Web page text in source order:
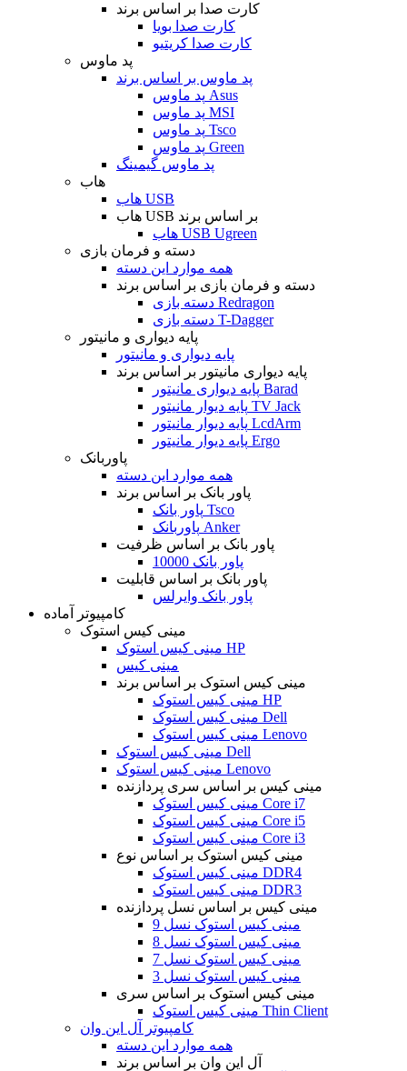
کارت صدا بر اساس برند
کارت صدا بویا
کارت صدا کریتیو
پد ماوس
پد ماوس بر اساس برند
پد ماوس Asus
پد ماوس MSI
پد ماوس Tsco
پد ماوس Green
پد ماوس گیمینگ
هاب
هاب USB
هاب USB بر اساس برند
هاب USB Ugreen
دسته و فرمان بازی
همه موارد این دسته
دسته و فرمان بازی بر اساس برند
دسته بازی Redragon
دسته بازی T-Dagger
پایه دیواری و مانیتور
پایه دیواری و مانیتور
پایه دیواری مانیتور بر اساس برند
پایه دیواری مانیتور Barad
پایه دیوار مانیتور TV Jack
پایه دیوار مانیتور LcdArm
پایه دیوار مانیتور Ergo
پاوربانک
همه موارد این دسته
پاور بانک بر اساس برند
پاور بانک Tsco
پاوربانک Anker
پاور بانک بر اساس ظرفیت
پاور بانک 10000
پاور بانک بر اساس قابلیت
پاور بانک وایرلس
کامپیوتر آماده
مینی کیس استوک
مینی کیس استوک HP
مینی کیس
مینی کیس استوک بر اساس برند
مینی کیس استوک HP
مینی کیس استوک Dell
مینی کیس استوک Lenovo
مینی کیس استوک Dell
مینی کیس استوک Lenovo
مینی کیس بر اساس سری پردازنده
مینی کیس استوک Core i7
مینی کیس استوک Core i5
مینی کیس استوک Core i3
مینی کیس استوک بر اساس نوع
مینی کیس استوک DDR4
مینی کیس استوک DDR3
مینی کیس بر اساس نسل پردازنده
مینی کیس استوک نسل 9
مینی کیس استوک نسل 8
مینی کیس استوک نسل 7
مینی کیس استوک نسل 3
مینی کیس استوک بر اساس سری
مینی کیس استوک Thin Client
کامپیوتر آل این وان
همه موارد این دسته
آل این وان بر اساس برند